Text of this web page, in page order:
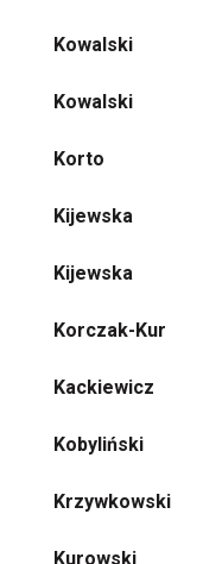
Kowalski
Kowalski
Korto
Kijewska
Kijewska
Korczak-Kur
Kackiewicz
Kobyliński
Krzywkowski
Kurowski